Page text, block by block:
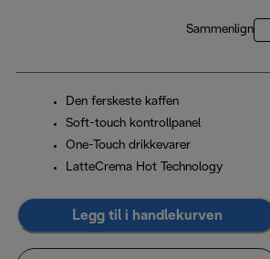
Sammenlign
Den ferskeste kaffen
Soft-touch kontrollpanel
One-Touch drikkevarer
LatteCrema Hot Technology
Legg til i handlekurven